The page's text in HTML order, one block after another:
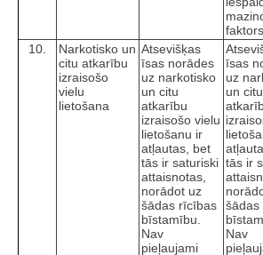
faktors
10.
Narkotisko un
citu atkarību
izraisošo
vielu
lietošana
Atsevišķas
īsas norādes
uz narkotisko
un citu
atkarību
izraisošo vielu
lietošanu ir
atļautas, bet
tās ir saturiski
attaisnotas,
norādot uz
šādas rīcības
bīstamību.
Nav
pieļaujami
īsas
uz
un citu
tās ir
Nav